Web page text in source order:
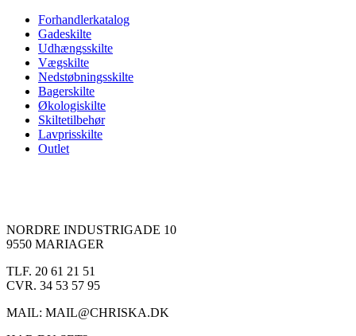
Forhandlerkatalog
Gadeskilte
Udhængsskilte
Vægskilte
Nedstøbningsskilte
Bagerskilte
Økologiskilte
Skiltetilbehør
Lavprisskilte
Outlet
NORDRE INDUSTRIGADE 10
9550 MARIAGER
TLF. 20 61 21 51
CVR. 34 53 57 95
MAIL: MAIL@CHRISKA.DK